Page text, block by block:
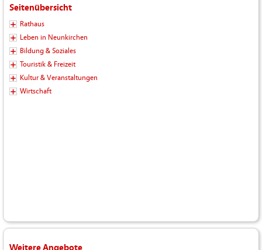
Seitenübersicht
Rathaus
Leben in Neunkirchen
Bildung & Soziales
Touristik & Freizeit
Kultur & Veranstaltungen
Wirtschaft
Weitere Angebote